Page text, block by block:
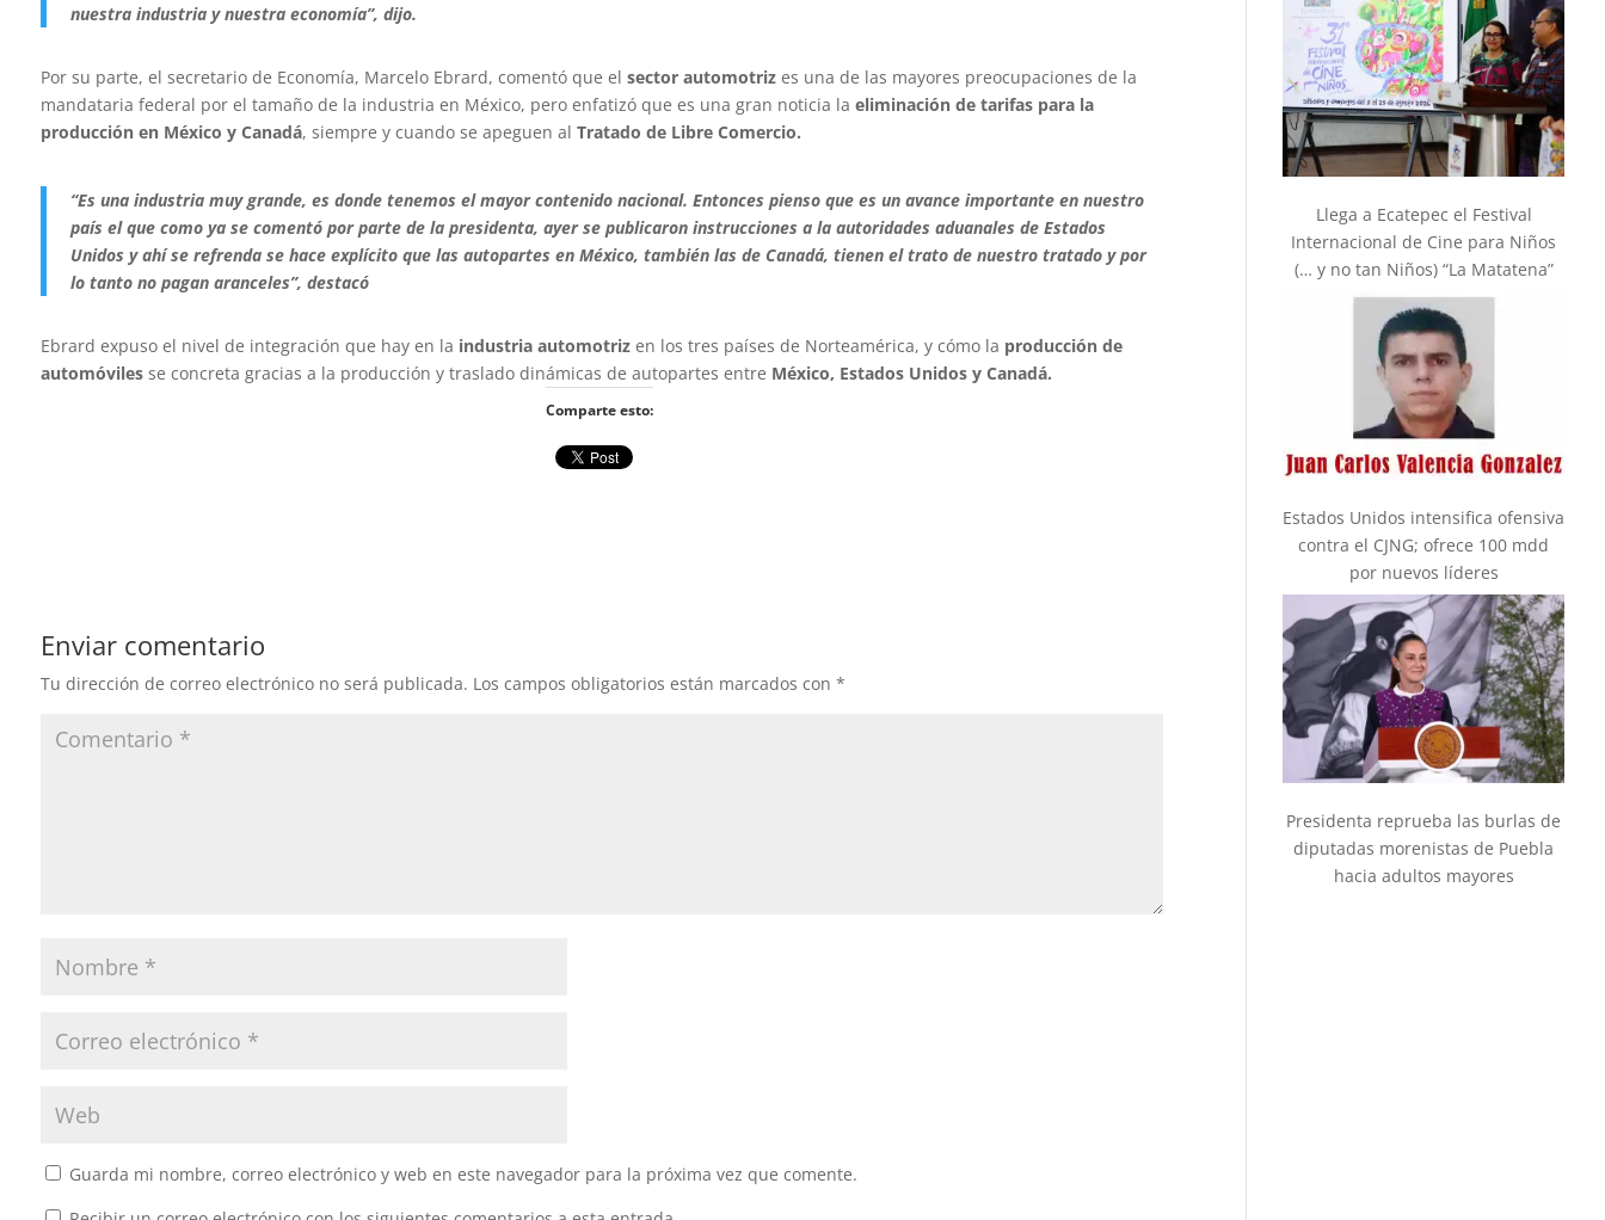
nuestra industria y nuestra economía”, dijo.
Por su parte, el secretario de Economía, Marcelo Ebrard, comentó que el sector automotrizes una de las mayores preocupaciones de la
mandataria federal por el tamaño de la industria en México, pero enfatizó que es una gran noticia la eliminación de tarifas para la
producción en México y Canadá, siempre y cuando se apeguen al Tratado de Libre Comercio.
“Es una industria muy grande, es donde tenemos el mayor contenido nacional. Entonces pienso que es un avance importante en nuestro
país el que como ya se comentó por parte de la presidenta, ayer se publicaron instrucciones a la autoridades aduanales de Estados
Unidos y ahí se refrenda se hace explícito que las autopartes en México, también las de Canadá, tienen el trato de nuestro tratado y por
lo tanto no pagan aranceles”, destacó
Ebrard expuso el nivel de integración que hay en la industria automotrizen los tres países de Norteamérica, y cómo la producción de
automóvilesse concreta gracias a la producción y traslado dinámicas de autopartes entre México, Estados Unidos y Canadá.
Comparte esto:
Enviar comentario
Tu dirección de correo electrónico no será publicada. Los campos obligatorios están marcados con *
Guarda mi nombre, correo electrónico y web en este navegador para la próxima vez que comente.
Llega a Ecatepec el Festival
Internacional de Cine para Niños
(… y no tan Niños) “La Matatena”
Estados Unidos intensifica ofensiva
contra el CJNG; ofrece 100 mdd
por nuevos líderes
Presidenta reprueba las burlas de
diputadas morenistas de Puebla
hacia adultos mayores